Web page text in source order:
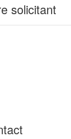
solicitant